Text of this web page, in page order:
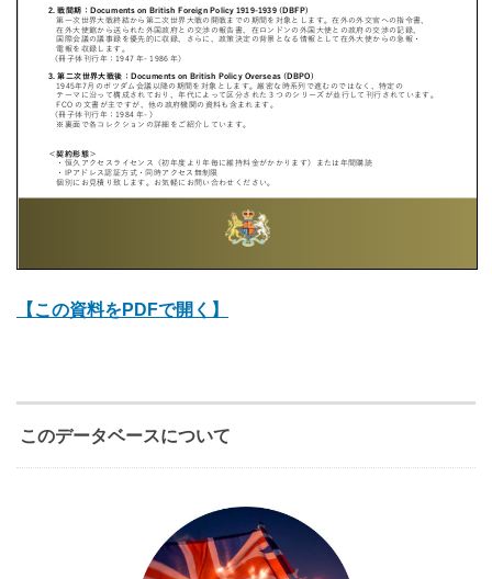
【この資料をPDFで開く】
このデータベースについて